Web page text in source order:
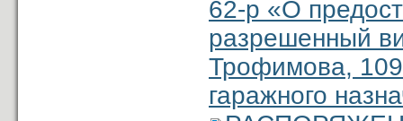
62-р «О
разрешенный
Трофимова, 109
гаражного